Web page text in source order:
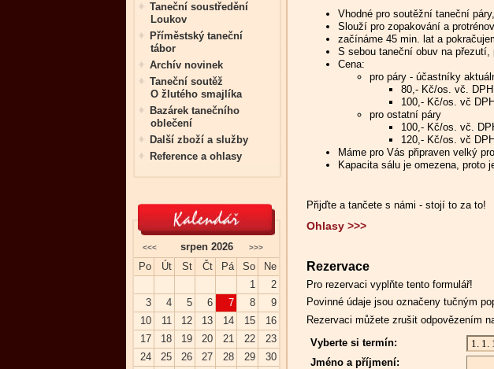
Vhodné pro soutěžní taneční
Slouží pro zopakování a
začínáme 45 min. lat a
S sebou taneční obuv na přezutí,
Cena:
pro páry - účastníky
80,- Kč/os. vč.
100,- Kč/os. vč
pro ostatní páry
100,- Kč/os. vč.
120,- Kč/os. vč
Máme pro Vás připraven velký
Kapacita sálu je omezena, proto
Přijďte a tančete s námi - stojí to za to!
Ohlasy >>>
Rezervace
Pro rezervaci vyplňte tento formulář!
Povinné údaje jsou označeny tučným
Rezervaci můžete zrušit odpovězením
Vyberte si termín:
Jméno a příjmení:
Taneční soustředění
Loukov
Příměstský taneční
tábor
Archív novinek
Taneční soutěž
O žlutého smajlíka
Bazárek tanečního
oblečení
Další zboží a služby
Reference a ohlasy
<<< >>>
srpen 2026
Po
Út St Čt Pá So
Ne
1
2
3
4 5 6 7 8
9
10
11 12 13 14 15
16
17
18 19 20 21 22
23
24
25 26 27 28 29 30